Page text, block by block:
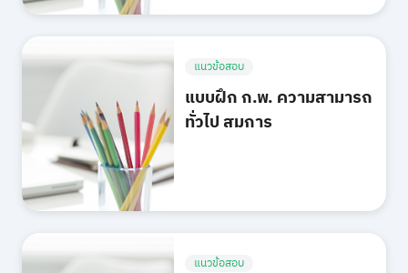
แนวข้อสอบ
แบบฝึก ก.พ. ความสามารถ
ทั่วไป สมการ
แนวข้อสอบ